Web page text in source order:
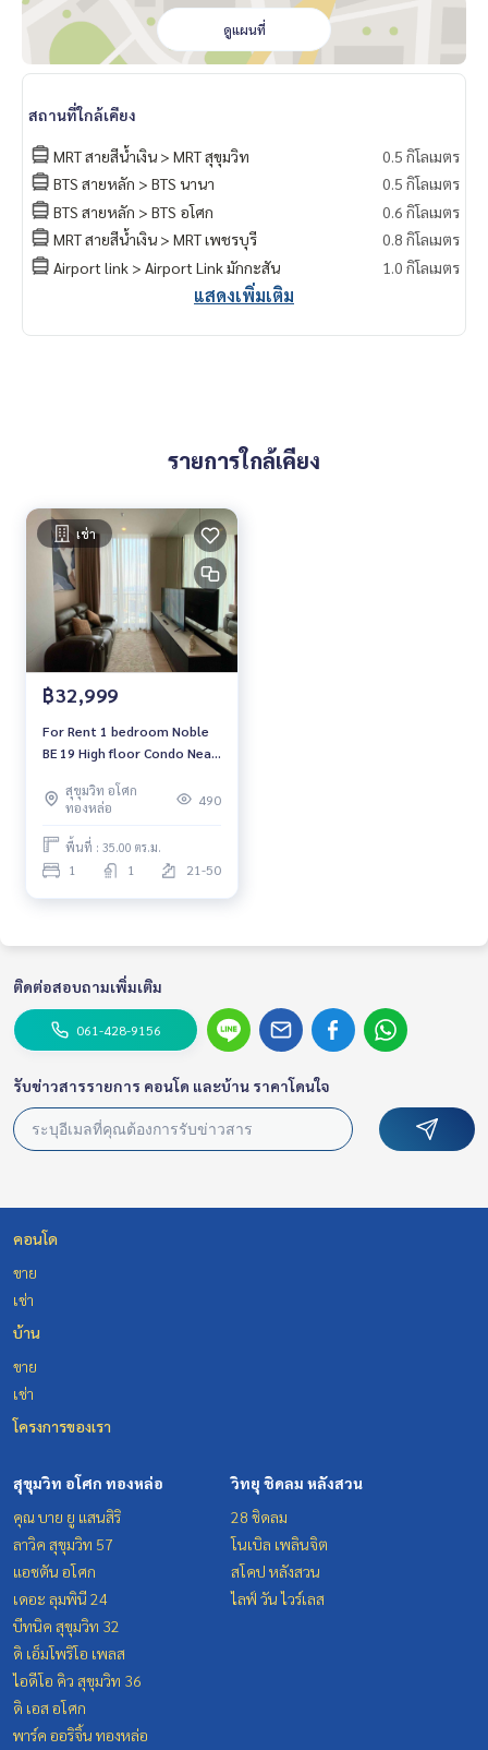
ดูแผนที่
สถานที่ใกล้เคียง
MRT สายสีน้ำเงิน > MRT สุขุมวิท
0.5 กิโลเมตร
BTS สายหลัก > BTS นานา
0.5 กิโลเมตร
BTS สายหลัก > BTS อโศก
0.6 กิโลเมตร
MRT สายสีน้ำเงิน > MRT เพชรบุรี
0.8 กิโลเมตร
Airport link > Airport Link มักกะสัน
1.0 กิโลเมตร
แสดงเพิ่มเติม
รายการใกล้เคียง
เช่า
฿32,999
For Rent 1 bedroom Noble
BE 19 High floor Condo Near
Ready to move in
สุขุมวิท อโศก
ทองหล่อ
490
พื้นที่ : 35.00 ตร.ม.
1 1 21-50
ติดต่อสอบถามเพิ่มเติม
061-428-9156
รับข่าวสารรายการ คอนโด และบ้าน ราคาโดนใจ
คอนโด
ขาย
เช่า
บ้าน
ขาย
เช่า
โครงการของเรา
สุขุมวิท อโศก ทองหล่อ
คุณ บาย ยู แสนสิริ
ลาวิค สุขุมวิท 57
แอชตัน อโศก
เดอะ ลุมพินี 24
บีทนิค สุขุมวิท 32
ดิ เอ็มโพริโอ เพลส
ไอดีโอ คิว สุขุมวิท 36
ดิ เอส อโศก
พาร์ค ออริจิ้น ทองหล่อ
วิทยุ ชิดลม หลังสวน
28 ชิดลม
โนเบิล เพลินจิต
สโคป หลังสวน
ไลฟ์ วัน ไวร์เลส